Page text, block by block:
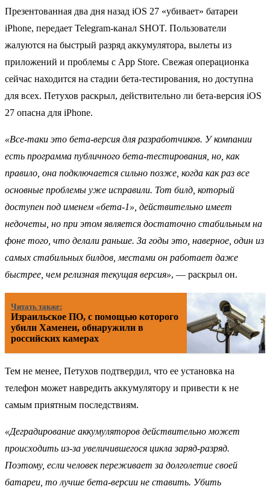
Презентованная два дня назад iOS 27 «убивает» батареи
iPhone, передает Telegram-канал SHOT. Пользователи
жалуются на быстрый разряд аккумулятора, вылеты из
приложений и проблемы с App Store. Свежая операционка
сейчас находится на стадии бета-тестирования, но доступна
для всех. Петухов раскрыл, действительно ли бета‑версия iOS
27 опасна для iPhone.
«Все-таки это бета-версия для разработчиков. У компании
есть программа публичного бета-тестирования, но, как
правило, она подключается сильно позже, когда как раз все
основные проблемы уже исправили. Тот билд, который
доступен под именем «бета-1», действительно имеет
недочеты, но при этом является достаточно стабильным на
фоне того, что делали раньше. За годы это, наверное, один из
самых стабильных билдов, местами он работает даже
быстрее, чем релизная текущая версия», — раскрыл он.
Читать также:
Израильское ПО, с помощью которого
убили Хаменеи, обнаружили в
российских камерах
Тем не менее, Петухов подтвердил, что ее установка на
телефон может навредить аккумулятору и привести к не
самым приятным последствиям.
«Деградирование аккумуляторов действительно может
происходить из-за увеличившегося цикла заряд-разряд.
Поэтому, если человек переживает за долголетие своей
батареи, то лучше бета-версии не ставить. Убить